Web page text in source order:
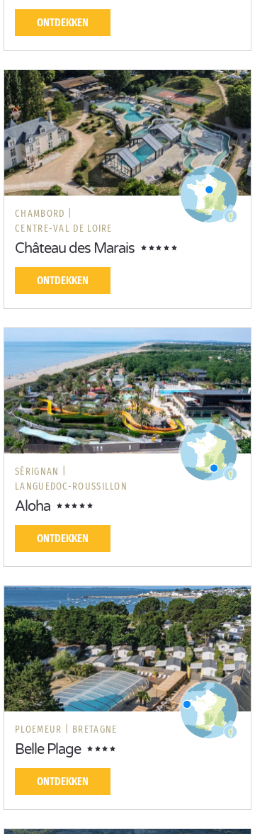
ONTDEKKEN
CHAMBORD |
CENTRE-VAL DE LOIRE
Château des Marais
ONTDEKKEN
SÉRIGNAN |
LANGUEDOC-ROUSSILLON
Aloha
ONTDEKKEN
PLOEMEUR | BRETAGNE
Belle Plage
ONTDEKKEN